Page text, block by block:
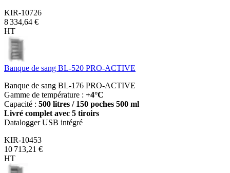
KIR-10726
8 334,64 €
HT
Banque de sang BL-520 PRO-ACTIVE
Banque de sang BL-176 PRO-ACTIVE
Gamme de température : +4°C
Capacité : 500 litres / 150 poches 500 ml
Livré complet avec 5 tiroirs
Datalogger USB intégré
KIR-10453
10 713,21 €
HT